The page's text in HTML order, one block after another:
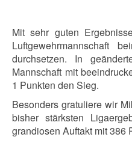
Mit sehr guten
Luftgewehrmannschaft
durchsetzen. In
Mannschaft mit
1 Punkten den Sieg.
Besonders gratuliere wir
bisher stärksten
grandiosen Auftakt mit 386